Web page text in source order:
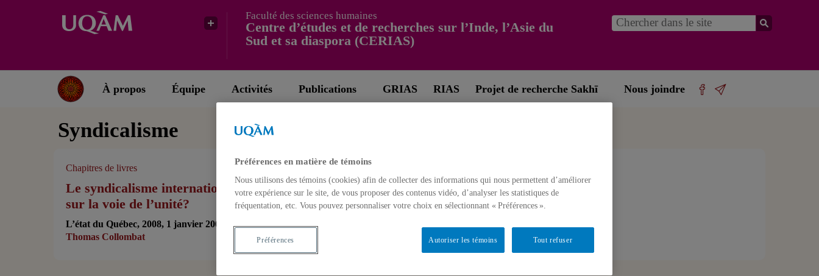
Faculté des sciences humaines
Centre d’études et de recherches sur l’Inde, l’Asie du
Sud et sa diaspora (CERIAS)
À propos Équipe Activités Publications GRIAS RIAS Projet de recherche Sakhī Nous joindre
Syndicalisme
Chapitres de livres
Le syndicalisme international
sur la voie de l’unité?
L’état du Québec, 2008, 1 janvier 2008,
Thomas Collombat
Des syndicats mis à l’épreuve
L’annuaire du Québec 2005, 1 janvier
Préférences en matière de témoins
Nous utilisons des témoins (cookies) afin de collecter des informations qui nous permettent d’améliorer
votre expérience sur le site, de vous proposer des contenus vidéo, d’analyser les statistiques de
fréquentation, etc. Vous pouvez personnaliser votre choix en sélectionnant « Préférences ».
Tout refuser
Autoriser les témoins
Préférences